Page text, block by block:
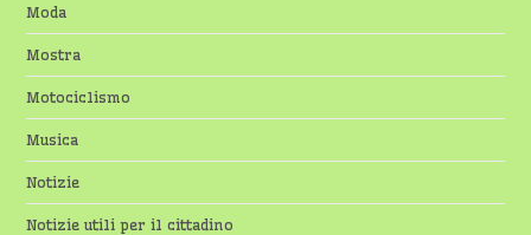
Moda
Mostra
Motociclismo
Musica
Notizie
Notizie utili per il cittadino